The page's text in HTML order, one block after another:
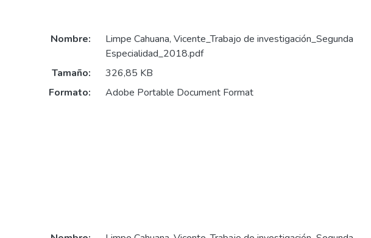
Nombre:
Limpe Cahuana, Vicente_Trabajo de investigación_Segunda
Especialidad_2018.pdf
Tamaño:
326,85 KB
Formato:
Adobe Portable Document Format